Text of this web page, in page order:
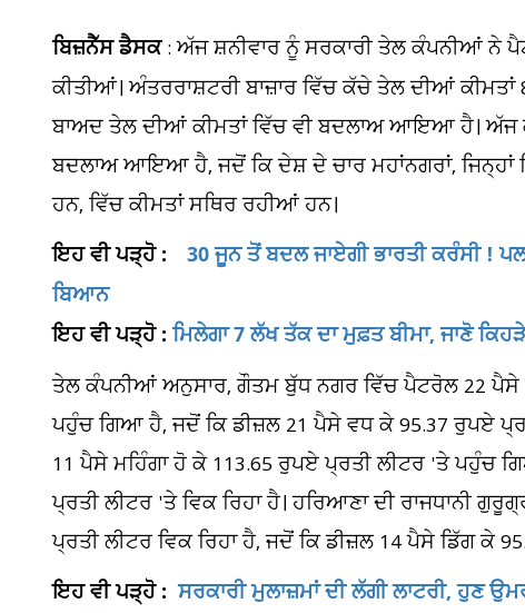
ਬਿਜ਼ਨੈੱਸ ਡੈਸਕ: ਅੱਜ ਸ਼ਨੀਵਾਰ ਨੂੰ ਸਰਕਾਰੀ ਤੇਲ ਕੰਪਨੀਆਂ ਨੇ
ਕੀਤੀਆਂ। ਅੰਤਰਰਾਸ਼ਟਰੀ ਬਾਜ਼ਾਰ ਵਿੱਚ ਕੱਚੇ ਤੇਲ ਦੀਆਂ
ਬਾਅਦ ਤੇਲ ਦੀਆਂ ਕੀਮਤਾਂ ਵਿੱਚ ਵੀ ਬਦਲਾਅ ਆਇਆ ਹੈ। ਅੱਜ
ਬਦਲਾਅ ਆਇਆ ਹੈ, ਜਦੋਂ ਕਿ ਦੇਸ਼ ਦੇ ਚਾਰ ਮਹਾਂਨਗਰਾਂ,
ਹਨ, ਵਿੱਚ ਕੀਮਤਾਂ ਸਥਿਰ ਰਹੀਆਂ ਹਨ।
ਇਹ ਵੀ ਪੜ੍ਹੋ :
30 ਜੂਨ ਤੋਂ ਬਦਲ ਜਾਏਗੀ ਭਾਰਤੀ ਕਰੰਸੀ !
ਬਿਆਨ
ਇਹ ਵੀ ਪੜ੍ਹੋ :ਮਿਲੇਗਾ 7 ਲੱਖ ਤੱਕ ਦਾ ਮੁਫ਼ਤ ਬੀਮਾ, ਜਾਣੋ
ਤੇਲ ਕੰਪਨੀਆਂ ਅਨੁਸਾਰ, ਗੌਤਮ ਬੁੱਧ ਨਗਰ ਵਿੱਚ ਪੈਟਰੋਲ 22 ਪੈਸੇ
ਪਹੁੰਚ ਗਿਆ ਹੈ, ਜਦੋਂ ਕਿ ਡੀਜ਼ਲ 21 ਪੈਸੇ ਵਧ ਕੇ 95.37 ਰੁਪਏ
11 ਪੈਸੇ ਮਹਿੰਗਾ ਹੋ ਕੇ 113.65 ਰੁਪਏ ਪ੍ਰਤੀ ਲੀਟਰ 'ਤੇ ਪਹੁੰਚ
ਪ੍ਰਤੀ ਲੀਟਰ 'ਤੇ ਵਿਕ ਰਿਹਾ ਹੈ। ਹਰਿਆਣਾ ਦੀ ਰਾਜਧਾਨੀ
ਪ੍ਰਤੀ ਲੀਟਰ ਵਿਕ ਰਿਹਾ ਹੈ, ਜਦੋਂ ਕਿ ਡੀਜ਼ਲ 14 ਪੈਸੇ ਡਿੱਗ ਕੇ
ਇਹ ਵੀ ਪੜ੍ਹੋ :ਸਰਕਾਰੀ ਮੁਲਾਜ਼ਮਾਂ ਦੀ ਲੱਗੀ ਲਾਟਰੀ, ਹੁਣ